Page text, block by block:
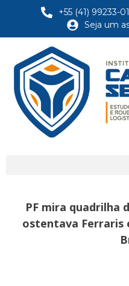
+55 (41) 99233-
Seja um
PF mira quadrilha
ostentava Ferraris